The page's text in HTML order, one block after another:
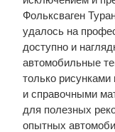
Фольксваген
удалось на
доступно и
автомобильные
только
и справочными
для полезных
опытных